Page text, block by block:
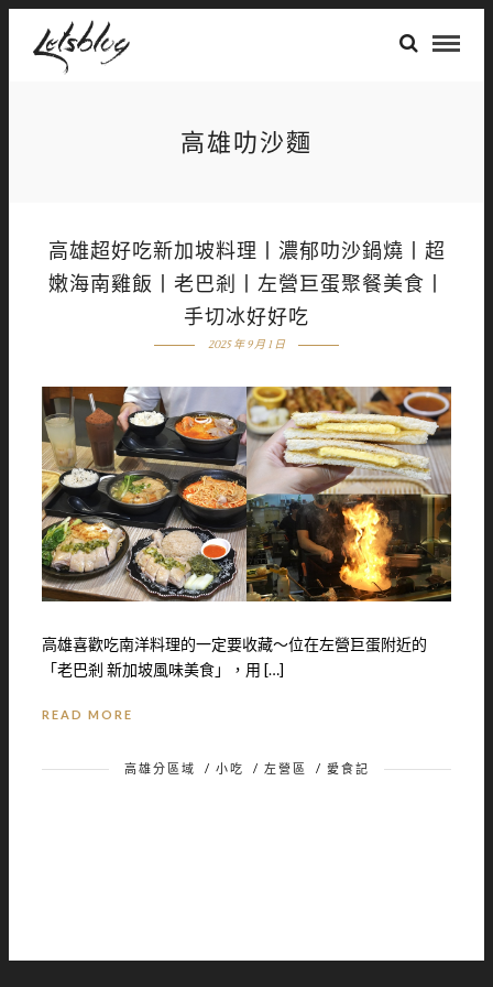
高雄叻沙麵
高雄超好吃新加坡料理丨濃郁叻沙鍋燒丨超
嫩海南雞飯丨老巴剎丨左營巨蛋聚餐美食丨
手切冰好好吃
2025 年 9 月 1 日
高雄喜歡吃南洋料理的一定要收藏～位在左營巨蛋附近的
「老巴剎 新加坡風味美食」，用 […]
READ MORE
高雄分區域 / 小吃 / 左營區 / 愛食記